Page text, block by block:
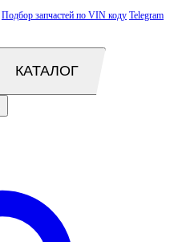
Подбор запчастей по VIN коду Telegram
КАТАЛОГ